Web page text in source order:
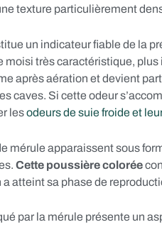
texture particulièrement
un indicateur fiable de la
moisi très caractéristique,
après aération et devient
caves. Si cette odeur
lesodeurs de suie froide et
mérule apparaissent sous
Cette poussière colorée
atteint sa phase de
par la mérule présente un